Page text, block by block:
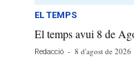
EL TEMPS
El temps avui 8 de
Redacció - 8 d'agost de 2026